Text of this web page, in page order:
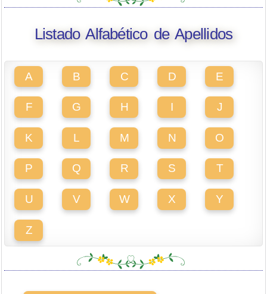
Listado Alfabético de Apellidos
A B C D E
F G H I J
K L M N O
P Q R S T
U V W X Y
Z